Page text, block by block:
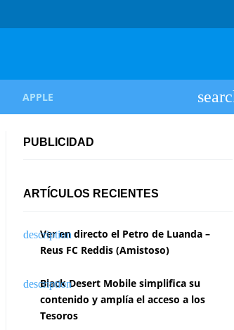
APPLE
PUBLICIDAD
ARTÍCULOS RECIENTES
Ver en directo el Petro de Luanda –
Reus FC Reddis (Amistoso)
Black Desert Mobile simplifica su
contenido y amplía el acceso a los
Tesoros